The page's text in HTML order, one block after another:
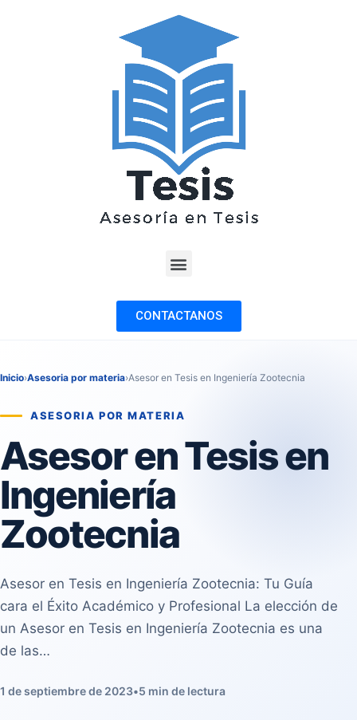
CONTACTANOS
Inicio›Asesoria por materia›Asesor en Tesis en Ingeniería Zootecnia
ASESORIA POR MATERIA
Asesor en Tesis en
Ingeniería
Zootecnia
Asesor en Tesis en Ingeniería Zootecnia: Tu Guía
cara el Éxito Académico y Profesional La elección de
un Asesor en Tesis en Ingeniería Zootecnia es una
de las…
1 de septiembre de 2023•5 min de lectura